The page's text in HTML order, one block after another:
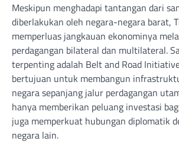
Meskipun menghadapi tantangan dari
diberlakukan oleh negara-negara barat,
memperluas jangkauan ekonominya
perdagangan bilateral dan multilateral.
terpenting adalah Belt and Road
bertujuan untuk membangun
negara sepanjang jalur perdagangan
hanya memberikan peluang investasi
juga memperkuat hubungan diplomatik
negara lain.